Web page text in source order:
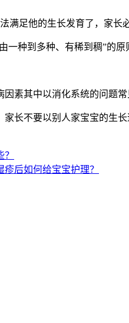
满足他的生长发育了，家
一种到多种、有稀到稠”的原
素其中以消化系统的问题
长不要以别人家宝宝的生
后如何给宝宝护理？